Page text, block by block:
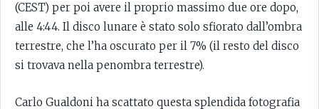
(CEST) per poi avere il proprio massimo due ore dopo,
alle 4:44. Il disco lunare è stato solo sfiorato dall’ombra
terrestre, che l’ha oscurato per il 7% (il resto del disco
si trovava nella penombra terrestre).
Carlo Gualdoni ha scattato questa splendida fotografia